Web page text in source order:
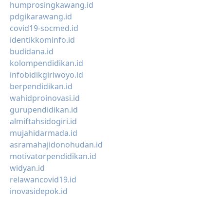
humprosingkawang.id
pdgikarawang.id
covid19-socmed.id
identikkominfo.id
budidana.id
kolompendidikan.id
infobidikgiriwoyo.id
berpendidikan.id
wahidproinovasi.id
gurupendidikan.id
almiftahsidogiri.id
mujahidarmada.id
asramahajidonohudan.id
motivatorpendidikan.id
widyan.id
relawancovid19.id
inovasidepok.id